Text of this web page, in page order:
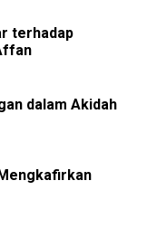
terhadap
dalam Akidah